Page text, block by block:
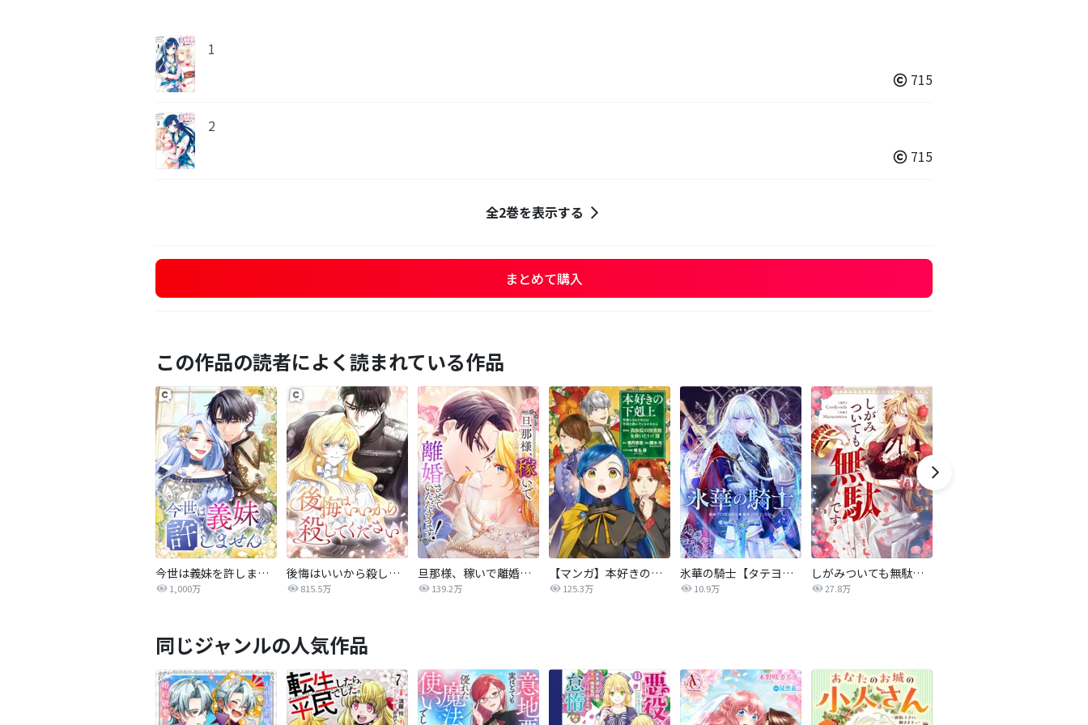
1
715
2
715
全2巻を表示する
まとめて購入
この作品の読者によく読まれている作品
今世は義妹を許しません
1,000万
後悔はいいから殺してください
815.5万
旦那様、稼いで離婚させていただきます！
139.2万
【マンガ】本好きの下剋上 第四部
125.3万
氷華の騎士【タテヨミ】
10.9万
しがみついても無駄です【タテヨミ】
27.8万
同じジャンルの人気作品